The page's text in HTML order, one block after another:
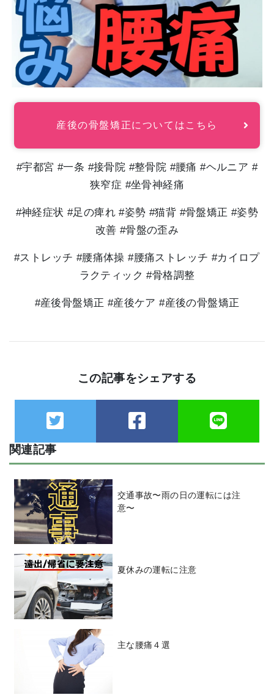
産後の骨盤矯正についてはこちら
#宇都宮 #一条 #接骨院 #整骨院 #腰痛 #ヘルニア #
狭窄症 #坐骨神経痛
#神経症状 #足の痺れ #姿勢 #猫背 #骨盤矯正 #姿勢
改善 #骨盤の歪み
#ストレッチ #腰痛体操 #腰痛ストレッチ #カイロプ
ラクティック #骨格調整
#産後骨盤矯正 #産後ケア #産後の骨盤矯正
この記事をシェアする
関連記事
交通事故〜雨の日の運転には注
意〜
夏休みの運転に注意
主な腰痛４選